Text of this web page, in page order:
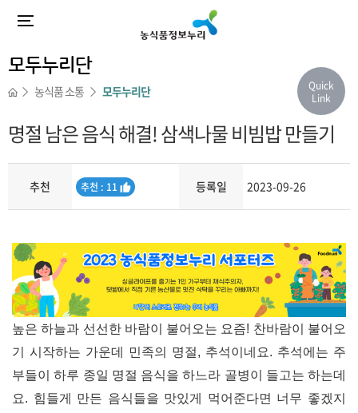
모두누리단
농식품 소통 모두누리단
명절 남은 음식 해결! 삼색나물 비빔밥 만들기
추천
추
추천 : 11 등록일 2023-09-26
높은 하늘과 선선한 바람이 불어오는 요즘! 찬바람이 불어오
기 시작하는 가운데 민족의 명절, 추석이네요. 추석에는 주
부들이 하루 종일 명절 음식을 하느라 골병이 들고는 하는데
요. 힘들게 만든 음식들을 맛있게 먹어준다면 너무 좋겠지
Quick
Link